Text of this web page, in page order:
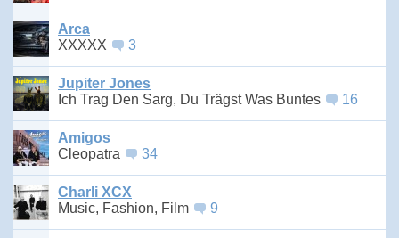
Arca
XXXXX
3
Jupiter Jones
Ich Trag Den Sarg, Du Trägst Was Buntes
16
Amigos
Cleopatra
34
Charli XCX
Music, Fashion, Film
9